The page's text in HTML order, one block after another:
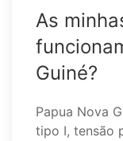
As
Guiné?
Papua Nova
tipo I, tensão